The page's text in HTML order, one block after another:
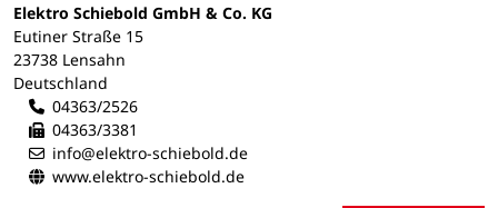
Elektro Schiebold GmbH & Co. KG
Eutiner Straße 15
23738 Lensahn
Deutschland
04363/2526
04363/3381
info@elektro-schiebold.de
www.elektro-schiebold.de